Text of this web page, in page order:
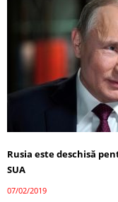
Rusia este deschisă
SUA
07/02/2019